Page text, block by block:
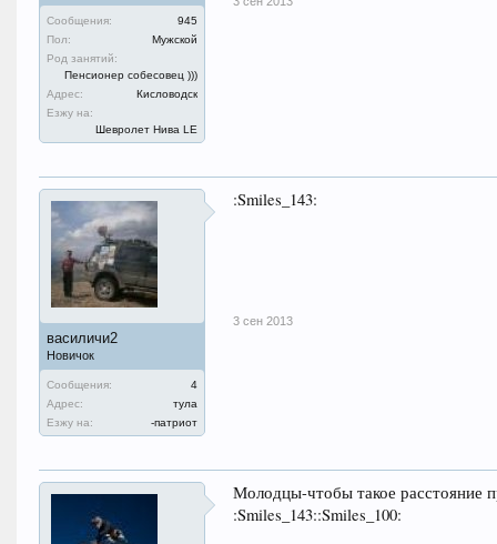
Сообщения:
945
Пол:
Мужской
Род занятий:
Пенсионер собесовец )))
Адрес:
Кисловодск
Езжу на:
Шевролет Нива LE
василичи2
Новичок
Сообщения:
4
Адрес:
тула
Езжу на:
-патриот
:Smiles_143:
3 сен 2013
Молодцы-чтобы такое расстояние
:Smiles_143::Smiles_100: